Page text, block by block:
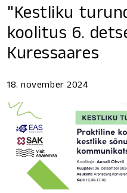
"Kestliku
koolitus 6.
Kuressaares
18. november 2024